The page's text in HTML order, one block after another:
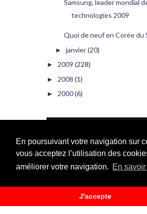
En poursuivant votre navigation sur
vous acceptez l’utilisation des
améliorer votre navigation. En
J'accepte
Samsung, leader mondial
technologies 2009
Quoi de neuf en Corée du
► janvier(20)
► 2009 (228)
► 2008 (1)
► 2000(6)